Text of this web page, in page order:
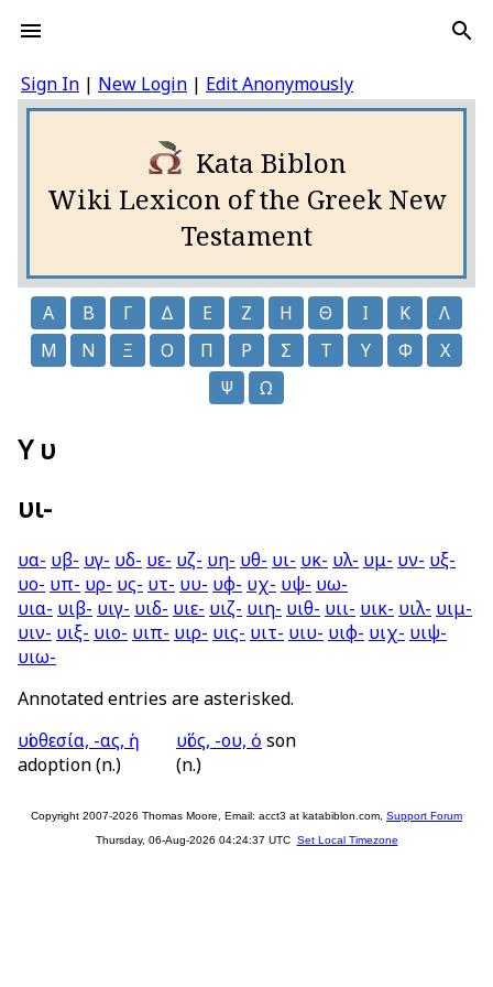
Sign In | New Login | Edit Anonymously
Kata Biblon
Wiki Lexicon of the Greek New
Testament
Α Β Γ Δ Ε Ζ Η Θ Ι Κ
Λ
Μ
Ν Ξ Ο Π Ρ Σ Τ Υ Φ
Χ
Ψ
Ω
Υ υ
υι-
υα- υβ- υγ- υδ- υε- υζ- υη- υθ- υι- υκ- υλ- υμ- υν- υξ-
υο- υπ- υρ- υς- υτ- υυ- υφ- υχ- υψ- υω-
υια- υιβ- υιγ- υιδ- υιε- υιζ- υιη- υιθ- υιι- υικ- υιλ- υιμ-
υιν- υιξ- υιο- υιπ- υιρ- υις- υιτ- υιυ- υιφ- υιχ- υιψ-
υιω-
Annotated entries are asterisked.
υἱοθεσία, -ας, ἡ
adoption (n.)
υἱός, -ου, ὁ
(n.)
Copyright 2007-2026 Thomas Moore, Email: acct3 at katabiblon.com, Support Forum
Thursday, 06-Aug-2026 04:24:37 UTC Set Local Timezone